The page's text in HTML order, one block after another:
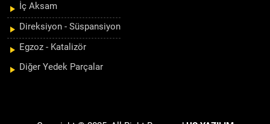
İç Aksam
Direksiyon - Süspansiyon
Egzoz - Katalizör
Diğer Yedek Parçalar